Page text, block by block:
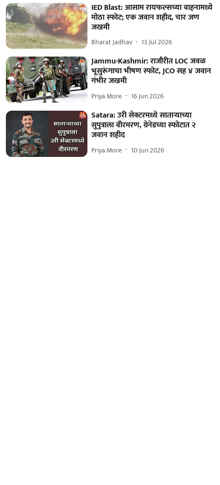
IED Blast: आसाम रायफल्सच्या वाहनामध्ये
मोठा स्फोट; एक जवान शहीद, चार जण
जखमी
Bharat Jadhav 13 Jul 2026
Jammu-Kashmir: राजौरीत LOC जवळ
भूसुरूंगाचा भीषण स्फोट, JCO सह ४ जवान
गंभीर जखमी
Priya More 16 Jun 2026
Satara: उरी सेक्टरमध्ये साताऱ्याच्या
सुपुत्राला वीरमरण, ग्रेनेडच्या स्फोटात २
जवान शहीद
Priya More 10 Jun 2026